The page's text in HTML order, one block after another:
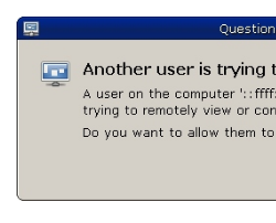
содержимому